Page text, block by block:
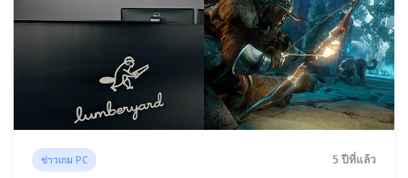
ข่าวเกม PC 5 ปีที่แล้ว